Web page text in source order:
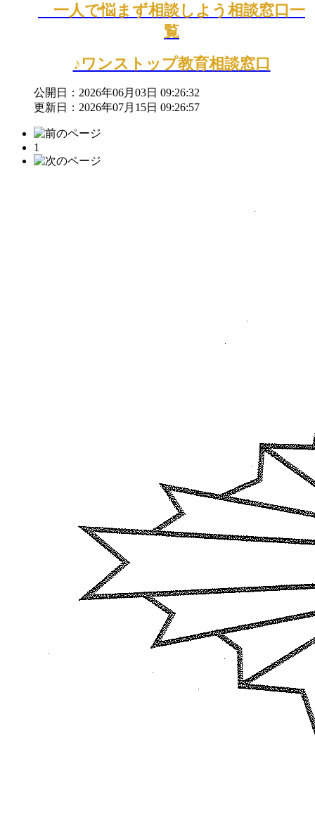
一人で悩まず相談しよう 相談窓口一
覧
♪ワンストップ教育相談窓口
公開日：2026年06月03日 09:26:32
更新日：2026年07月15日 09:26:57
1